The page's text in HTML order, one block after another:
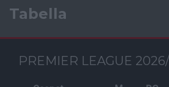
Tabella
PREMIER LEAGUE